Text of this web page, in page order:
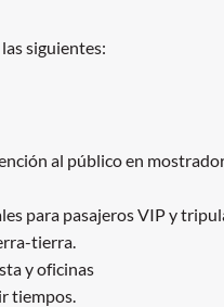
siguientes:
al público en
para pasajeros VIP y
tierra.
y oficinas
tiempos.